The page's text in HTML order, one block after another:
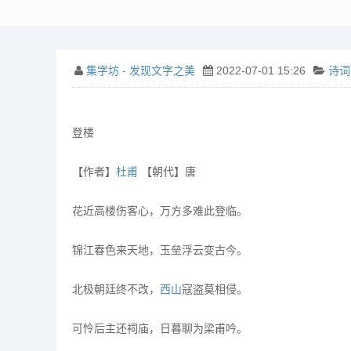
集字坊 - 发现文字之美 2022-07-01 15:26 诗
登楼
【作者】 杜甫 【朝代】唐
花近高楼伤客心，万方多难此登临。
锦江春色来天地，玉垒浮云变古今。
北极朝廷终不改， 西山寇盗莫相侵。
可怜后主还祠庙，日暮聊为梁甫吟。